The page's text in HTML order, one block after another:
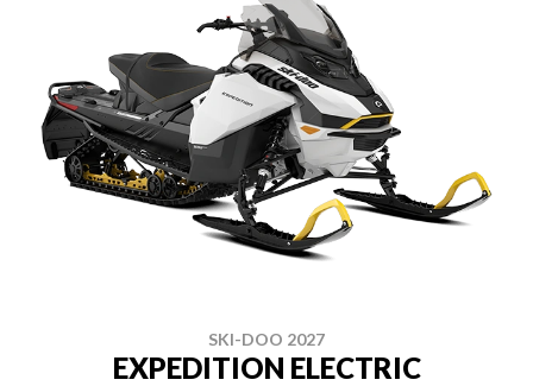
SKI-DOO 2027
EXPEDITION ELECTRIC